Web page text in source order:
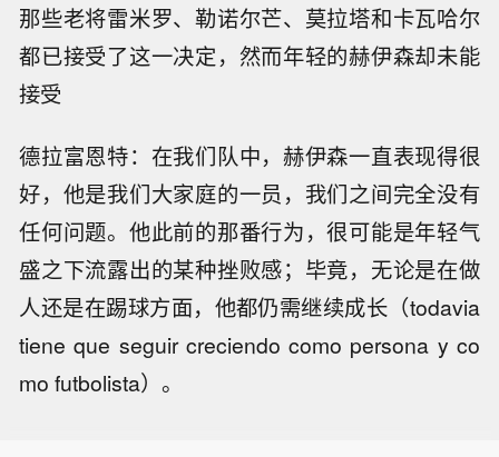
那些老将雷米罗、勒诺尔芒、莫拉塔和卡瓦哈尔
都已接受了这一决定，然而年轻的赫伊森却未能
接受
德拉富恩特：在我们队中，赫伊森一直表现得很
好，他是我们大家庭的一员，我们之间完全没有
任何问题。他此前的那番行为，很可能是年轻气
盛之下流露出的某种挫败感；毕竟，无论是在做
人还是在踢球方面，他都仍需继续成长（todavia
tiene que seguir creciendo como persona y co
mo futbolista）。